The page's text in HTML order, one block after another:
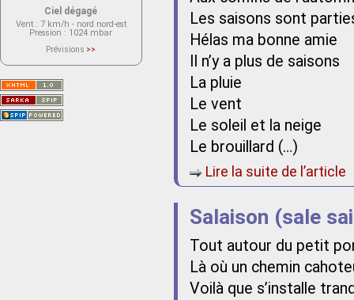
Les saisons sont
Hélas ma bonne amie
Il n’y a plus de saisons
La pluie
Le vent
Le soleil et la neige
Le brouillard (…)
Lire la suite de l’article
Salaison (sale
Tout autour du petit
Là où un chemin
Voilà que s’installe
Ciel dégagé
Vent : 7 km/h - nord nord-est
Pression : 1024 mbar
Prévisions >>
actuellement aucune prévision
Saint-Nom.
Veuillez consulter le message du
service ci-dessous.
(401 - Invalid API key. Please see
https://openweathermap.org/faq#error401